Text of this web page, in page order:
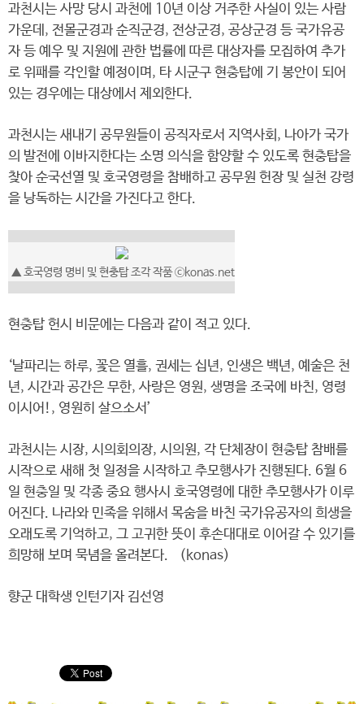
과천시는 사망 당시 과천에 10년 이상 거주한 사실이 있는 사람
가운데, 전몰군경과 순직군경, 전상군경, 공상군경 등 국가유공
자 등 예우 및 지원에 관한 법률에 따른 대상자를 모집하여 추가
로 위패를 각인할 예정이며, 타 시군구 현충탑에 기 봉안이 되어
있는 경우에는 대상에서 제외한다.
과천시는 새내기 공무원들이 공직자로서 지역사회, 나아가 국가
의 발전에 이바지한다는 소명 의식을 함양할 수 있도록 현충탑을
찾아 순국선열 및 호국영령을 참배하고 공무원 헌장 및 실천 강령
을 낭독하는 시간을 가진다고 한다.
▲ 호국영령 명비 및 현충탑 조각 작품 ⓒkonas.net
현충탑 헌시 비문에는 다음과 같이 적고 있다.
‘날파리는 하루, 꽃은 열흘, 권세는 십년, 인생은 백년, 예술은 천
년, 시간과 공간은 무한, 사랑은 영원, 생명을 조국에 바친, 영령
이시어!, 영원히 살으소서’
과천시는 시장, 시의회의장, 시의원, 각 단체장이 현충탑 참배를
시작으로 새해 첫 일정을 시작하고 추모행사가 진행된다. 6월 6
일 현충일 및 각종 중요 행사시 호국영령에 대한 추모행사가 이루
어진다. 나라와 민족을 위해서 목숨을 바친 국가유공자의 희생을
오래도록 기억하고, 그 고귀한 뜻이 후손대대로 이어갈 수 있기를
희망해 보며 묵념을 올려본다. (konas)
향군 대학생 인턴기자 김선영